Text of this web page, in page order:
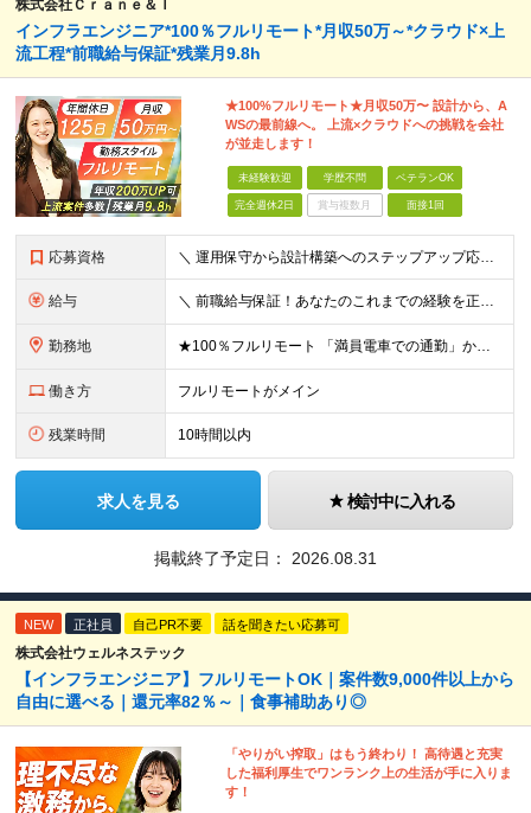
株式会社Ｃｒａｎｅ＆Ｉ
インフラエンジニア*100％フルリモート*月収50万～*クラウド×上
流工程*前職給与保証*残業月9.8h
★100%フルリモート★月収50万〜 設計から、A
WSの最前線へ。 上流×クラウドへの挑戦を会社
が並走します！
未経験歓迎 学歴不問 ベテランOK
完全週休2日 賞与複数月 面接1回
応募資格 ＼ 運用保守から設計構築へのステップアップ応援！ ／ ★学歴・分野不問（運用保守経験のみでも歓迎） ★「設計・構築に挑戦したい」「市場価値を高めたい」という意欲を重視！ ┗豊富な案件（SIer直下など
給与 ＼ 前職給与保証！あなたのこれまでの経験を正当評価 ／ ★月収50万円～スタート！【年俸600万～1,162万8,000円（12分割）】 ――「頑張りが給与に直結しない…」そんな不満とは無縁の環境で
勤務地 ★100％フルリモート 「満員電車での通勤」から卒業できます！ ★転勤なし 【本社】 東京都新宿区神楽坂1-2 研究社英語センタービル3階 本社またはプロジェクト先にて勤務いただきます！ ※プロジ
働き方 フルリモートがメイン
残業時間 10時間以内
求人を見る 検討中に入れる
掲載終了予定日： 2026.08.31
NEW 正社員 自己PR不要 話を聞きたい応募可
株式会社ウェルネステック
【インフラエンジニア】フルリモートOK｜案件数9,000件以上から
自由に選べる｜還元率82％～｜食事補助あり◎
「やりがい搾取」はもう終わり！ 高待遇と充実
した福利厚生でワンランク上の生活が手に入りま
す！